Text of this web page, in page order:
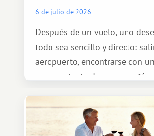
6 de julio de 2026
Después de un vuelo, uno
todo sea sencillo y directo:
aeropuerto, encontrarse con un
representante de la compañía
tranquilamente hasta el
turístico.